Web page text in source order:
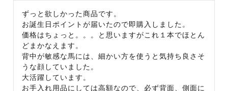
ずっと欲しかった商品です。
お誕生日ポイントが届いたので即購入しました。
価格はちょっと。。。と思いますがこれ１本でほとん
どまかなえます。
背中が敏感な馬には、細かい方を使うと気持ち良さそ
うな顔していました。
大活躍しています。
お手入れ用品にしては高額なので、必ず背面、側面に